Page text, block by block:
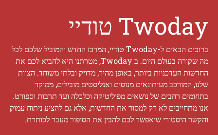
Twoday טודיי
ברוכים הבאים ל-Twoday טודיי, המרכז החדש והמוביל שלכם לכל
מה שקורה בעולם היום. ב Twoday, מטרתנו היא להביא לכם את
החדשות העדכניות ביותר, באופן מהיר, מדויק ובלתי משוחד. הצוות
שלנו, המורכב מעיתונאים מנוסים ואנליסטים מובילים, ממוקד
בתחומים רחבים של נושאים מפוליטיקה וכלכלה ועד תרבות וספורט.
אנו מתחייבים לא רק למסור את החדשות, אלא גם להציע ניתוח עמוק
והקשר היסטורי שיאפשר לכם להבין את הסיפור מעבר לכותרת.